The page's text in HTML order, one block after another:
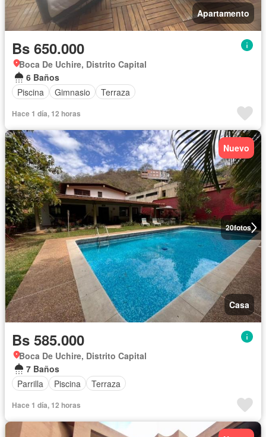
Apartamento
Bs 650.000
Boca De Uchire, Distrito Capital
6 Baños
Piscina
Gimnasio Terraza
Hace 1 día, 12 horas
20fotos
Nuevo
Casa
Bs 585.000
Boca De Uchire, Distrito Capital
7 Baños
Parrilla
Piscina Terraza
Hace 1 día, 12 horas